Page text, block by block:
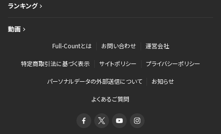
ランキング
動画
Full-Countとは お問い合わせ 運営会社
特定商取引法に基づく表示 サイトポリシー プライバシーポリシー
パーソナルデータの外部送信について お知らせ
よくあるご質問